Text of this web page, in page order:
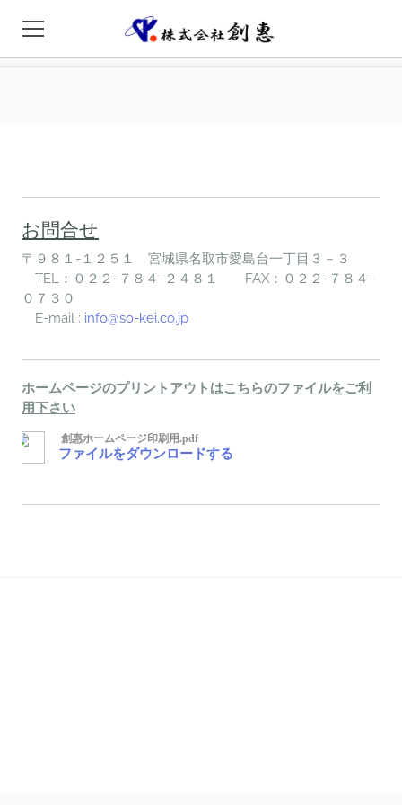
お問合せ
〒９８１-１２５１ 宮城県名取市愛島台一丁目３－３
TEL：０２２-７８４-２４８１ FAX：０２２-７８４-
０７３０
E-mail : info@so-kei.co.jp
ホームページのプリントアウトはこちらのファイルをご利
用下さい
創惠ホームページ印刷用.pdf
ファイルをダウンロードする
採用情報
お問合せ（印刷用PDF）